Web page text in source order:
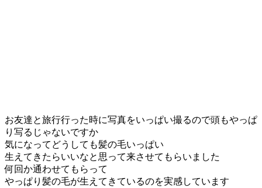
お友達と旅行行った時に写真をいっぱい撮るので頭もやっぱ
り写るじゃないですか
気になってどうしても髪の毛いっぱい
生えてきたらいいなと思って来させてもらいました
何回か通わせてもらって
やっぱり髪の毛が生えてきているのを実感しています